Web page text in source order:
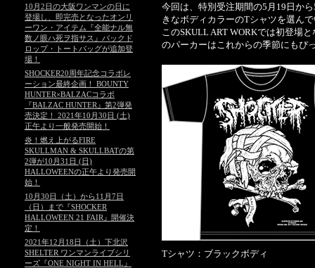
今回は、特別受注期間の5月19日か
きなボディカラーのTシャツを選ん
このSKULL ART WORKでは初登場
のパーカーはこれからの季節にもぴ
Tシャツ：ブラックボディ
10月2日の大阪ワンマンの日に
登場し、即完売となったオンリ
ーワン・アイテム『全能ナル無
数ノ眼ハ死ヲ指サス』バックド
ロップ・トートバッグが追加登
場！
SHOCKER20周年記念コラボレ
ーション最終企画！ BOUNTY
HUNTER×BALZACコラボ
『BALZAC HUNTER』第2弾発
売決定！ 2021年10月30日 (土)
正午より一般発売開始！
炎！燃え上がるFIRE
SKULLMAN & SKULLBATの第
2弾が10月31日 (日)
HALLOWEENの正午より発売開
始！
10月30日（土）から11月7日
（日）まで『SHOCKER
HALLOWEEN 21 FAIR』開催決
定！
2021年12月18日（土）下北沢
SHELTER ワンマンライブシリ
ーズ『ONE NIGHT IN HELL』